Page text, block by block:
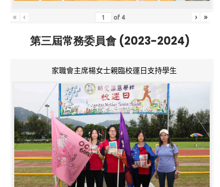
« ‹ of 4 › »
第三屆常務委員會 (2023-2024)
家職會主席楊女士親臨校運日支持學生